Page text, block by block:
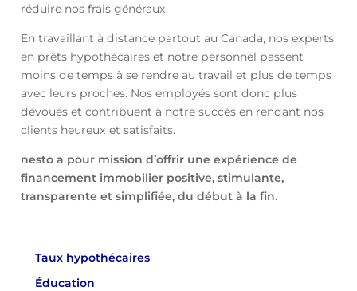
réduire nos frais généraux.
En travaillant à distance partout au Canada, nos experts
en prêts hypothécaires et notre personnel passent
moins de temps à se rendre au travail et plus de temps
avec leurs proches. Nos employés sont donc plus
dévoués et contribuent à notre succès en rendant nos
clients heureux et satisfaits.
nesto a pour mission d’offrir une expérience de
financement immobilier positive, stimulante,
transparente et simplifiée, du début à la fin.
Taux hypothécaires
Éducation